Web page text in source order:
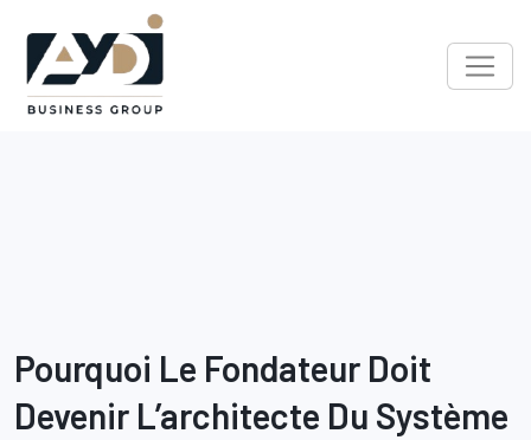
content
Pourquoi Le Fondateur Doit
Devenir L’architecte Du Système